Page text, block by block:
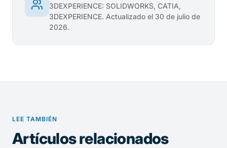
3DEXPERIENCE: SOLIDWORKS, CATIA,
3DEXPERIENCE. Actualizado el 30 de julio de
2026.
LEE TAMBIÉN
Artículos relacionados